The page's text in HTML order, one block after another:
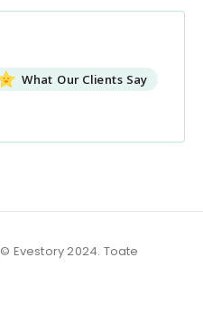
What Our Clients Say
© Evestory 2024. Toate